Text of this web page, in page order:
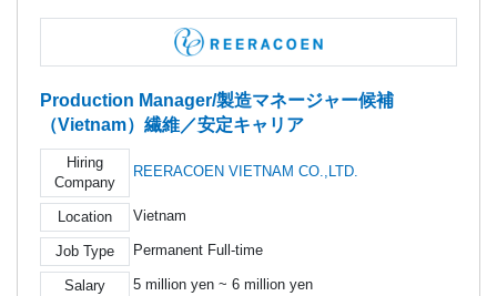
Production Manager/製造マネージャー候補
（Vietnam）繊維／安定キャリア
Hiring
Company
REERACOEN VIETNAM CO.,LTD.
Location Vietnam
Job Type Permanent Full-time
Salary 5 million yen ~ 6 million yen